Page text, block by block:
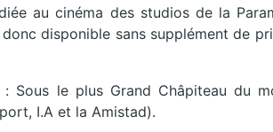
au cinéma des studios de la
disponible sans supplément de
Sous le plus Grand Châpiteau du
I.A et la Amistad).